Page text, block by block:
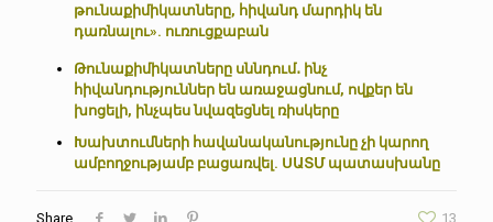
թունաքիմիկատները, հիվանդ մարդիկ են
դառնալու». ուռուցքաբան
Թունաքիմիկատները սննդում․ ինչ
հիվանդություններ են առաջացնում, ովքեր են
խոցելի, ինչպես նվազեցնել ռիսկերը
Խախտումների հավանականությունը չի կարող
ամբողջությամբ բացառվել. ՍԱՏՄ պատասխանը
Share 13